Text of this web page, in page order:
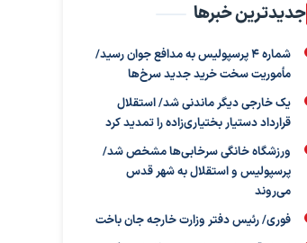
جدیدترین خبرها
شماره ۴ پرسپولیس به مدافع جوان رسید/
مأموریت سخت خرید جدید سرخ‌ها
یک خارجی دیگر ماندنی شد/ استقلال
قرارداد دستیار بختیاری‌زاده را تمدید کرد
ورزشگاه خانگی سرخابی‌ها مشخص شد/
پرسپولیس و استقلال به شهر قدس
می‌روند
فوری/ رئیس دفتر وزارت خارجه جان باخت